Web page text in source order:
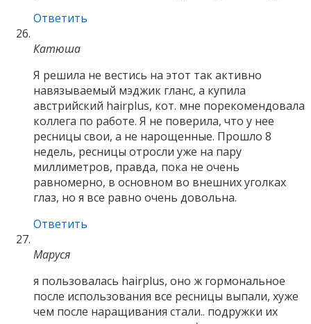
Ответить
Катюша
Я решила не вестись на этот так активно
навязываемый мэджик гланс, а купила
австрийский hairplus, кот. мне порекомендовала
коллега по работе. Я не поверила, что у нее
ресницы свои, а не нарощенные. Прошло 8
недель, ресницы отросли уже на пару
миллиметров, правда, пока не очень
равномерно, в основном во внешних уголках
глаз, но я все равно очень довольна.
Ответить
Маруся
я пользовалась hairplus, оно ж гормональное
после использования все ресницы выпали, хуже
чем после наращивания стали.. подружки их